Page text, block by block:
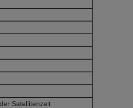
Satellitenzeit